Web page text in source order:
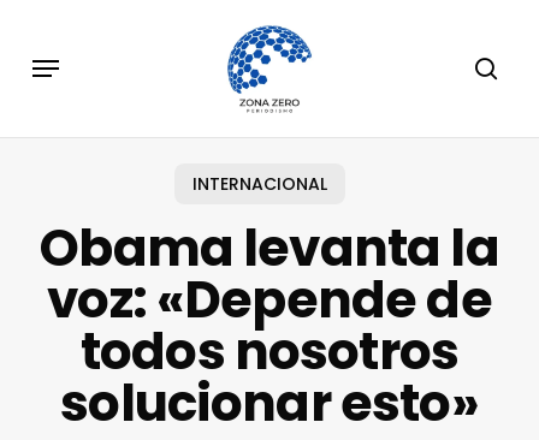
main
Menu
INTERNACIONAL
Obama levanta la
voz: «Depende de
todos nosotros
solucionar esto»